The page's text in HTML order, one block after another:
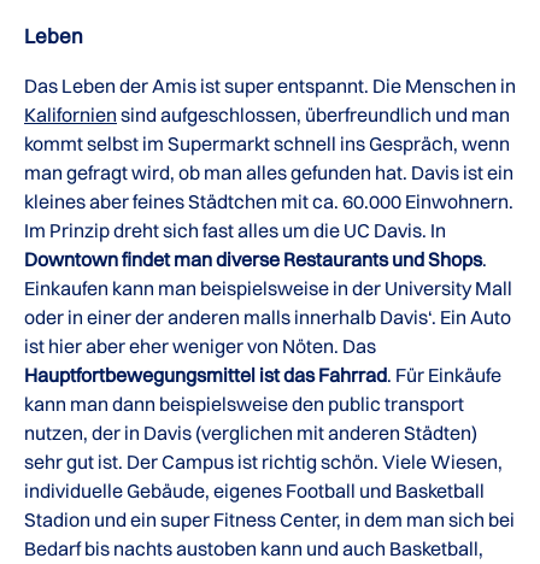
Leben
Das Leben der Amis ist super entspannt. Die Menschen in
Kalifornien sind aufgeschlossen, überfreundlich und man
kommt selbst im Supermarkt schnell ins Gespräch, wenn
man gefragt wird, ob man alles gefunden hat. Davis ist ein
kleines aber feines Städtchen mit ca. 60.000 Einwohnern.
Im Prinzip dreht sich fast alles um die UC Davis. In
Downtown findet man diverse Restaurants und Shops.
Einkaufen kann man beispielsweise in der University Mall
oder in einer der anderen malls innerhalb Davis‘. Ein Auto
ist hier aber eher weniger von Nöten. Das
Hauptfortbewegungsmittel ist das Fahrrad. Für Einkäufe
kann man dann beispielsweise den public transport
nutzen, der in Davis (verglichen mit anderen Städten)
sehr gut ist. Der Campus ist richtig schön. Viele Wiesen,
individuelle Gebäude, eigenes Football und Basketball
Stadion und ein super Fitness Center, in dem man sich bei
Bedarf bis nachts austoben kann und auch Basketball,